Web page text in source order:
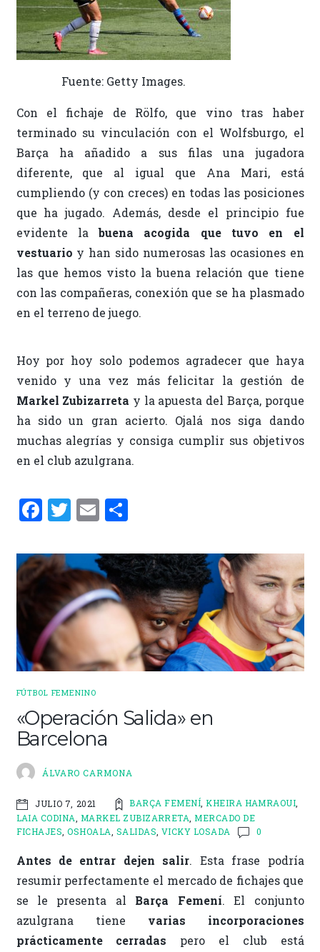
Fuente: Getty Images.
Con el fichaje de Rölfo, que vino tras haber
terminado su vinculación con el Wolfsburgo, el
Barça ha añadido a sus filas una jugadora
diferente, que al igual que Ana Mari, está
cumpliendo (y con creces) en todas las posiciones
que ha jugado. Además, desde el principio fue
evidente labuena acogida que tuvo en el
vestuario y han sido numerosas las ocasiones en
las que hemos visto la buena relación que tiene
con las compañeras, conexión que se ha plasmado
en el terreno de juego.
Hoy por hoy solo podemos agradecer que haya
venido y una vez más felicitar la gestión de
Markel Zubizarreta y la apuesta del Barça, porque
ha sido un gran acierto. Ojalá nos siga dando
muchas alegrías y consiga cumplir sus objetivos
en el club azulgrana.
F
ce
b
o
o
k
T
it
te
r
E
ai
l
C
m
p
ar
ti
r
FÚTBOL FEMENINO
«Operación Salida» en
Barcelona
ÁLVARO CARMONA
JULIO 7, 2021 BARÇA FEMENÍ,KHEIRA HAMRAOUI,
LAIA CODINA, MARKEL ZUBIZARRETA,MERCADO DE
FICHAJES,OSHOALA, SALIDAS, VICKY LOSADA 0
Antes de entrar dejen salir. Esta frase podría
resumir perfectamente el mercado de fichajes que
se le presenta al Barça Femení. El conjunto
azulgrana tiene varias incorporaciones
prácticamente cerradas pero el club está